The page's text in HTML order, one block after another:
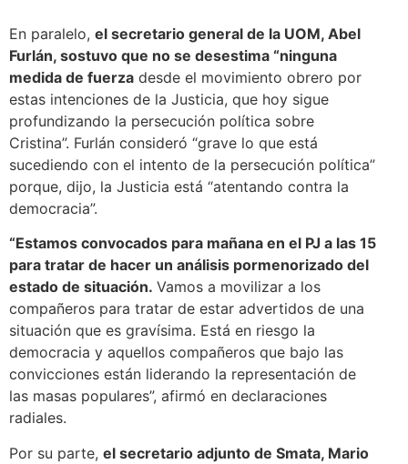
En paralelo, el secretario general de la UOM, Abel
Furlán, sostuvo que no se desestima “ninguna
medida de fuerza desde el movimiento obrero por
estas intenciones de la Justicia, que hoy sigue
profundizando la persecución política sobre
Cristina”. Furlán consideró “grave lo que está
sucediendo con el intento de la persecución política”
porque, dijo, la Justicia está “atentando contra la
democracia”.
“Estamos convocados para mañana en el PJ a las 15
para tratar de hacer un análisis pormenorizado del
estado de situación. Vamos a movilizar a los
compañeros para tratar de estar advertidos de una
situación que es gravísima. Está en riesgo la
democracia y aquellos compañeros que bajo las
convicciones están liderando la representación de
las masas populares”, afirmó en declaraciones
radiales.
Por su parte, el secretario adjunto de Smata, Mario